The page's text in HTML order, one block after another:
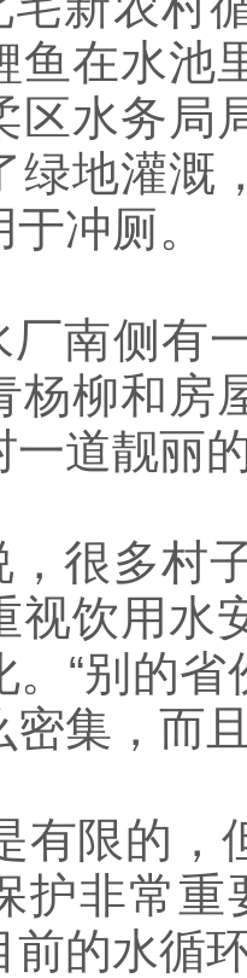
鱼在水池
区水务局
绿地灌溉
冲厕。
厂南侧有
杨柳和房
一道靓丽
，很多村
视饮用水
。“别的
集，而
有限的
护非常重
前的水循